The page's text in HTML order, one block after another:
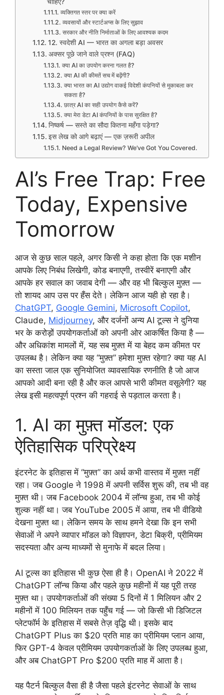
व्यक्तिगत स्तर पर क्या करें
व्यवसायों और स्टार्टअप्स के लिए सुझाव
सरकार और नीति निर्माताओं के लिए आवश्यक कदम
12. स्वदेशी AI — भारत का अगला बड़ा अवसर
अक्सर पूछे जाने वाले प्रश्न (FAQ)
क्या AI का उपयोग करना गलत है?
क्या AI की कीमतें सच में बढ़ेंगी?
क्या भारत का AI उद्योग वाकई विदेशी कंपनियों से मुकाबला कर
सकता है?
छात्र AI का सही उपयोग कैसे करें?
क्या मेरा डेटा AI कंपनियों के पास सुरक्षित है?
निष्कर्ष — सस्ते का सौदा कितना महँगा पड़ेगा?
इस लेख को आगे बढ़ाएं — एक ज़रूरी अपील
Need a Legal Review? We’ve Got You Covered.
AI’s Free Trap: Free
Today, Expensive
Tomorrow
आज से कुछ साल पहले, अगर किसी ने कहा होता कि एक मशीन
आपके लिए निबंध लिखेगी, कोड बनाएगी, तस्वीरें बनाएगी और
आपके हर सवाल का जवाब देगी — और वह भी बिल्कुल मुफ़्त —
तो शायद आप उस पर हँस देते। लेकिन आज यही हो रहा है।
ChatGPT, Google Gemini, Microsoft Copilot,
Claude, Midjourney, और दर्जनों अन्य AI टूल्स ने दुनिया
भर के करोड़ों उपयोगकर्ताओं को अपनी ओर आकर्षित किया है —
और अधिकांश मामलों में, यह सब मुफ़्त में या बेहद कम कीमत पर
उपलब्ध है। लेकिन क्या यह “मुफ़्त” हमेशा मुफ़्त रहेगा? क्या यह AI
का सस्ता जाल एक सुनियोजित व्यावसायिक रणनीति है जो आज
आपको आदी बना रही है और कल आपसे भारी कीमत वसूलेगी? यह
लेख इसी महत्वपूर्ण प्रश्न की गहराई से पड़ताल करता है।
1. AI का मुफ़्त मॉडल: एक
ऐतिहासिक परिप्रेक्ष्य
इंटरनेट के इतिहास में “मुफ़्त” का अर्थ कभी वास्तव में मुफ़्त नहीं
रहा। जब Google ने 1998 में अपनी सर्विस शुरू की, तब भी वह
मुफ़्त थी। जब Facebook 2004 में लॉन्च हुआ, तब भी कोई
शुल्क नहीं था। जब YouTube 2005 में आया, तब भी वीडियो
देखना मुफ़्त था। लेकिन समय के साथ हमने देखा कि इन सभी
सेवाओं ने अपने व्यापार मॉडल को विज्ञापन, डेटा बिक्री, प्रीमियम
सदस्यता और अन्य माध्यमों से मुनाफे में बदल लिया।
AI टूल्स का इतिहास भी कुछ ऐसा ही है। OpenAI ने 2022 में
ChatGPT लॉन्च किया और पहले कुछ महीनों में यह पूरी तरह
मुफ़्त था। उपयोगकर्ताओं की संख्या 5 दिनों में 1 मिलियन और 2
महीनों में 100 मिलियन तक पहुँच गई — जो किसी भी डिजिटल
प्लेटफॉर्म के इतिहास में सबसे तेज़ वृद्धि थी। इसके बाद
ChatGPT Plus का $20 प्रति माह का प्रीमियम प्लान आया,
फिर GPT-4 केवल प्रीमियम उपयोगकर्ताओं के लिए उपलब्ध हुआ,
और अब ChatGPT Pro $200 प्रति माह में आता है।
यह पैटर्न बिल्कुल वैसा ही है जैसा पहले इंटरनेट सेवाओं के साथ